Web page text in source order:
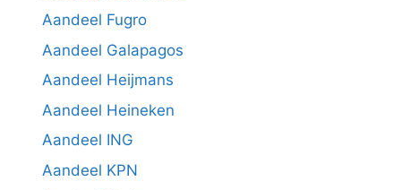
Aandeel Fugro
Aandeel Galapagos
Aandeel Heijmans
Aandeel Heineken
Aandeel ING
Aandeel KPN